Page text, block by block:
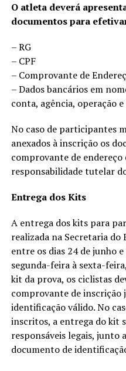
O atleta deverá
documentos para
– RG
– CPF
– Comprovante de
– Dados bancários em
conta, agência, operação
No caso de participantes
anexados à inscrição os
comprovante de
responsabilidade tutelar
Entrega dos Kits
A entrega dos kits para
realizada na Secretaria
entre os dias 24 de junho
segunda-feira à sexta-
kit da prova, os ciclistas
comprovante de
identificação válido. No
inscritos, a entrega do kit
responsáveis legais, junto
documento de